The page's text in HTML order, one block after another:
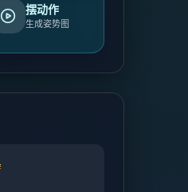
摆动作
生成姿势图